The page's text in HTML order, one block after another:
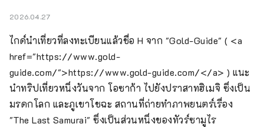
2026.04.27
ไกด์นำเที่ยวที่ลงทะเบียนแล้วชื่อ H จาก "Gold-Guide" ( <a
href="https://www.gold-
guide.com/">https://www.gold-guide.com/</a> ) แนะ
นำทริปเที่ยวหนึ่งวันจาก โอซาก้า ไปยังปราสาทฮิเมจิ ซึ่งเป็น
มรดกโลก และภูเขาโชฉะ สถานที่ถ่ายทำภาพยนตร์เรื่อง
"The Last Samurai" ซึ่งเป็นส่วนหนึ่งของทัวร์ซามูไร